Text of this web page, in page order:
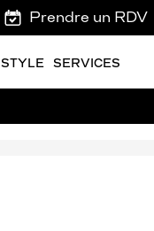
Prendre un RDV
STYLE SERVICES